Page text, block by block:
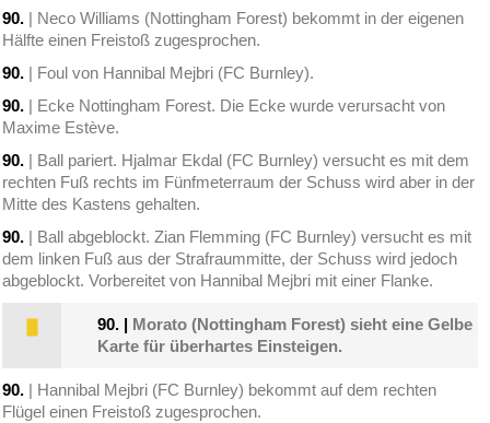
90. | Neco Williams (Nottingham Forest) bekommt in der eigenen
Hälfte einen Freistoß zugesprochen.
90. | Foul von Hannibal Mejbri (FC Burnley).
90. | Ecke Nottingham Forest. Die Ecke wurde verursacht von
Maxime Estève.
90. | Ball pariert. Hjalmar Ekdal (FC Burnley) versucht es mit dem
rechten Fuß rechts im Fünfmeterraum der Schuss wird aber in der
Mitte des Kastens gehalten.
90. | Ball abgeblockt. Zian Flemming (FC Burnley) versucht es mit
dem linken Fuß aus der Strafraummitte, der Schuss wird jedoch
abgeblockt. Vorbereitet von Hannibal Mejbri mit einer Flanke.
90. | Morato (Nottingham Forest) sieht eine Gelbe
Karte für überhartes Einsteigen.
90. | Hannibal Mejbri (FC Burnley) bekommt auf dem rechten
Flügel einen Freistoß zugesprochen.